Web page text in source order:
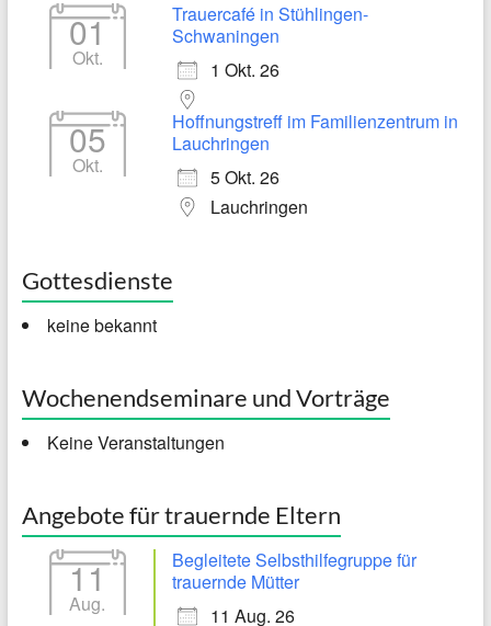
01
Okt.
Trauercafé in Stühlingen-
Schwaningen
1 Okt. 26
05
Okt.
Hoffnungstreff im Familienzentrum in
Lauchringen
5 Okt. 26
Lauchringen
Gottesdienste
keine bekannt
Wochenendseminare und Vorträge
Keine Veranstaltungen
Angebote für trauernde Eltern
11
Aug.
Begleitete Selbsthilfegruppe für
trauernde Mütter
11 Aug. 26